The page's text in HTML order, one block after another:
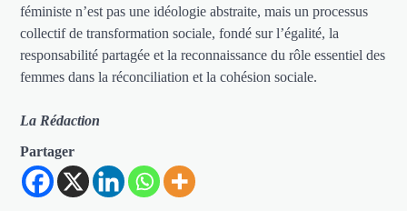
féministe n’est pas une idéologie abstraite, mais un processus
collectif de transformation sociale, fondé sur l’égalité, la
responsabilité partagée et la reconnaissance du rôle essentiel des
femmes dans la réconciliation et la cohésion sociale.
La Rédaction
Partager